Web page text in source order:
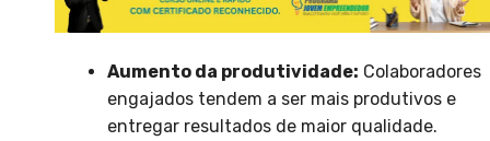
Aumento da produtividade: Colaboradores
engajados tendem a ser mais produtivos e
entregar resultados de maior qualidade.